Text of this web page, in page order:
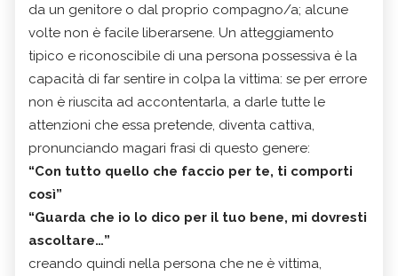
da un genitore o dal proprio compagno/a; alcune
volte non è facile liberarsene. Un atteggiamento
tipico e riconoscibile di una persona possessiva è la
capacità di far sentire in colpa la vittima: se per errore
non è riuscita ad accontentarla, a darle tutte le
attenzioni che essa pretende, diventa cattiva,
pronunciando magari frasi di questo genere:
“Con tutto quello che faccio per te, ti comporti
così”
“Guarda che io lo dico per il tuo bene, mi dovresti
ascoltare…”
creando quindi nella persona che ne è vittima,